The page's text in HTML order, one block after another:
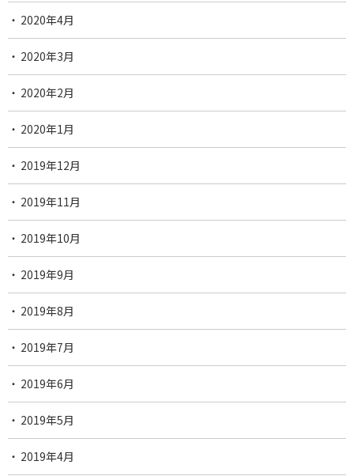
2020年4月
2020年3月
2020年2月
2020年1月
2019年12月
2019年11月
2019年10月
2019年9月
2019年8月
2019年7月
2019年6月
2019年5月
2019年4月